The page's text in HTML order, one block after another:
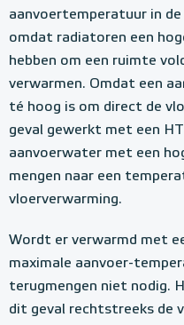
aanvoertemperatuur in de
omdat radiatoren een
hebben om een ruimte
verwarmen. Omdat een
té hoog is om direct de
geval gewerkt met een
aanvoerwater met een
mengen naar een
vloerverwarming.
Wordt er verwarmd met
maximale aanvoer-
terugmengen niet nodig.
dit geval rechtstreeks de